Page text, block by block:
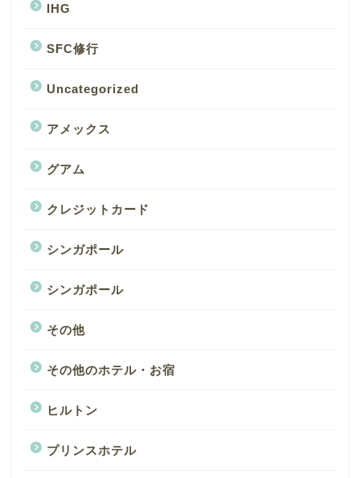
IHG
SFC修行
Uncategorized
アメックス
グアム
クレジットカード
シンガポール
シンガポール
その他
その他のホテル・お宿
ヒルトン
プリンスホテル